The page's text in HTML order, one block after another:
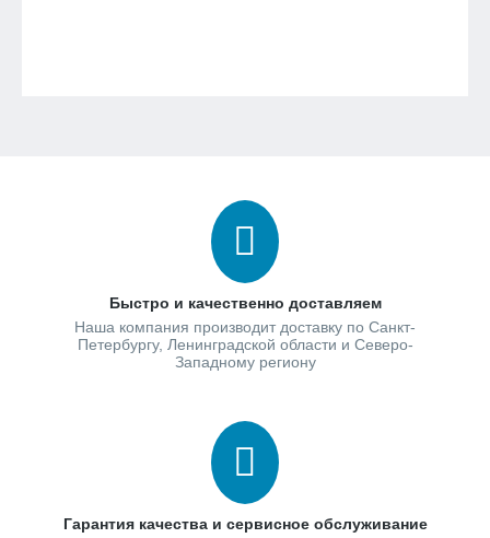
Быстро и качественно доставляем
Наша компания производит доставку по Санкт-
Петербургу, Ленинградской области и Северо-
Западному региону
Гарантия качества и сервисное обслуживание